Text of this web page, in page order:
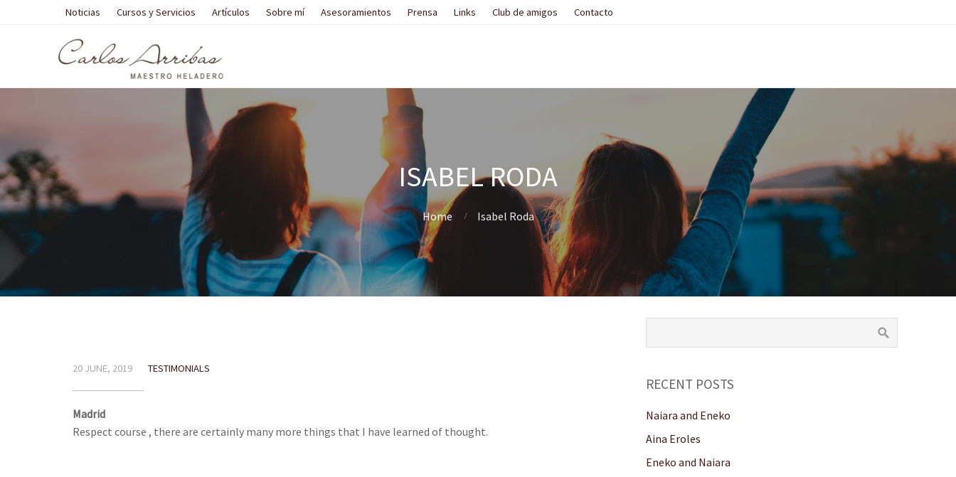
Noticias Cursos y Servicios Artículos Sobre mí Asesoramientos Prensa Links Club de amigos Contacto
ISABEL RODA
Home Isabel Roda
20 JUNE, 2019 TESTIMONIALS
Madrid
Respect course , there are certainly many more things that I have learned of thought.
RECENT POSTS
Naiara and Eneko
Aina Eroles
Eneko and Naiara